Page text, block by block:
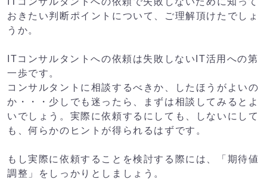
おきたい判断ポイントについて、ご理解頂けたでしょ
うか。
ITコンサルタントへの依頼は失敗しないIT活用への第
一歩です。
コンサルタントに相談するべきか、したほうがよいの
か・・・少しでも迷ったら、まずは相談してみるとよ
いでしょう。実際に依頼するにしても、しないにして
も、何らかのヒントが得られるはずです。
もし実際に依頼することを検討する際には、「期待値
調整」をしっかりとしましょう。